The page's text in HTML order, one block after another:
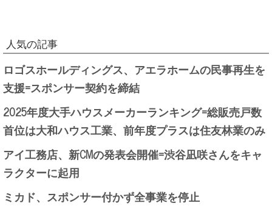
人気の記事
ロゴスホールディングス、アエラホームの民事再生を
支援=スポンサー契約を締結
2025年度大手ハウスメーカーランキング=総販売戸数
首位は大和ハウス工業、前年度プラスは住友林業のみ
アイ工務店、新CMの発表会開催=渋谷凪咲さんをキャ
ラクターに起用
ミカド、スポンサー付かず全事業を停止